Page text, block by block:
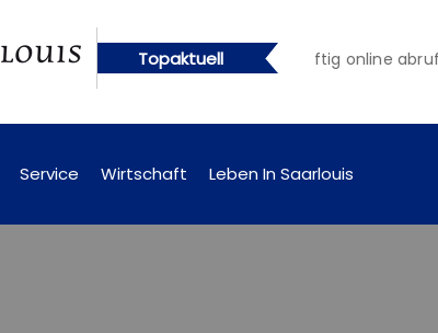
Topaktuell
Öffentliche Bekanntmachungen künftig online
Service Wirtschaft Leben In Saarlouis